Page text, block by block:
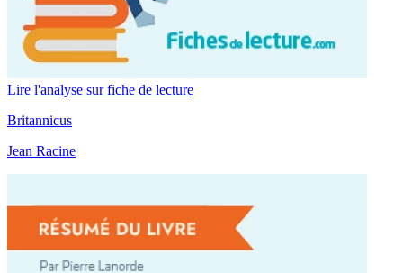
Lire l'analyse sur fiche de lecture
Britannicus
Jean Racine